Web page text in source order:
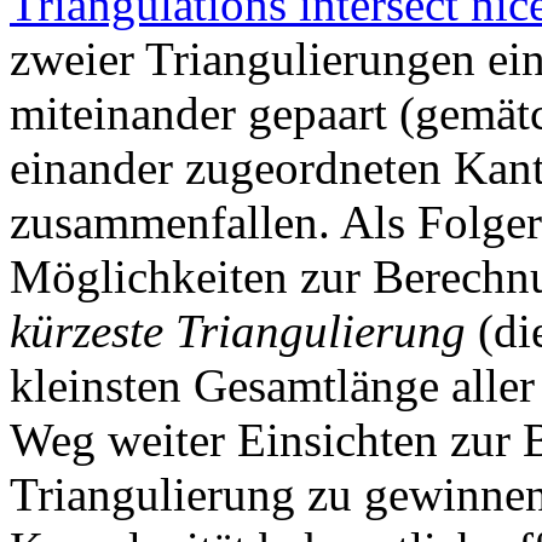
zweier Triangulierungen
miteinander gepaart
einander zugeordneten
zusammenfallen. Als
Möglichkeiten zur
kürzeste Triangulierung
kleinsten Gesamtlänge
Weg weiter Einsichten zur
Triangulierung zu